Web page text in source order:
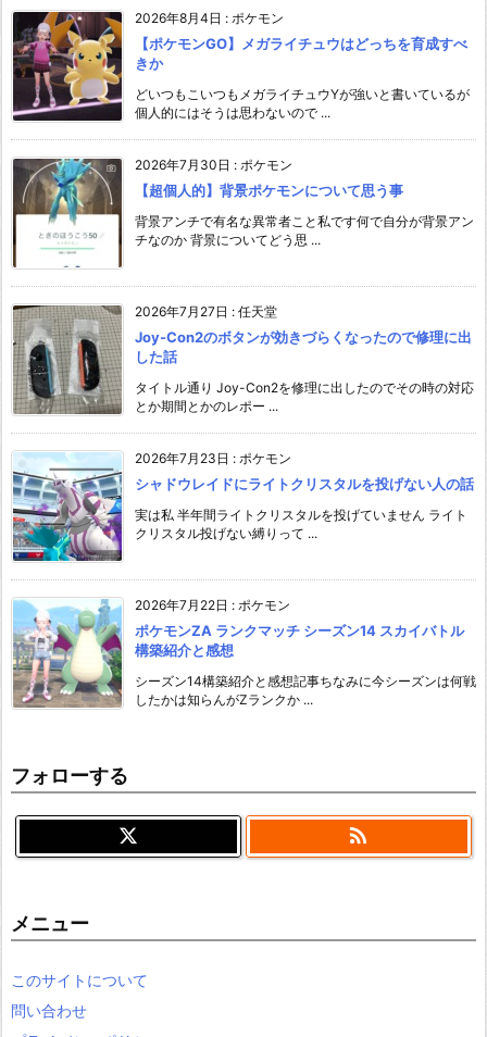
2026年8月4日 : ポケモン
【ポケモンGO】メガライチュウはどっちを育成すべ
きか
どいつもこいつもメガライチュウYが強いと書いているが
個人的にはそうは思わないので ...
2026年7月30日 : ポケモン
【超個人的】背景ポケモンについて思う事
背景アンチで有名な異常者こと私です何で自分が背景アン
チなのか 背景についてどう思 ...
2026年7月27日 : 任天堂
Joy-Con2のボタンが効きづらくなったので修理に出
した話
タイトル通り Joy-Con2を修理に出したのでその時の対応
とか期間とかのレポー ...
2026年7月23日 : ポケモン
シャドウレイドにライトクリスタルを投げない人の話
実は私 半年間ライトクリスタルを投げていません ライト
クリスタル投げない縛りって ...
2026年7月22日 : ポケモン
ポケモンZA ランクマッチ シーズン14 スカイバトル
構築紹介と感想
シーズン14構築紹介と感想記事ちなみに今シーズンは何戦
したかは知らんがZランクか ...
フォローする

メニュー
このサイトについて
問い合わせ